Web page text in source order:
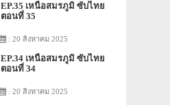
EP.35 เหนือสมรภูมิ ซับไทย
ตอนที่ 35
: 20 สิงหาคม 2025
EP.34 เหนือสมรภูมิ ซับไทย
ตอนที่ 34
: 20 สิงหาคม 2025